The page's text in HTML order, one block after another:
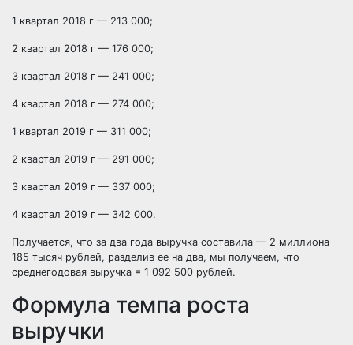
1 квартал 2018 г — 213 000;
2 квартал 2018 г — 176 000;
3 квартал 2018 г — 241 000;
4 квартал 2018 г — 274 000;
1 квартал 2019 г — 311 000;
2 квартал 2019 г — 291 000;
3 квартал 2019 г — 337 000;
4 квартал 2019 г — 342 000.
Получается, что за два года выручка составила — 2 миллиона
185 тысяч рублей, разделив ее на два, мы получаем, что
среднегодовая выручка = 1 092 500 рублей.
Формула темпа роста
выручки